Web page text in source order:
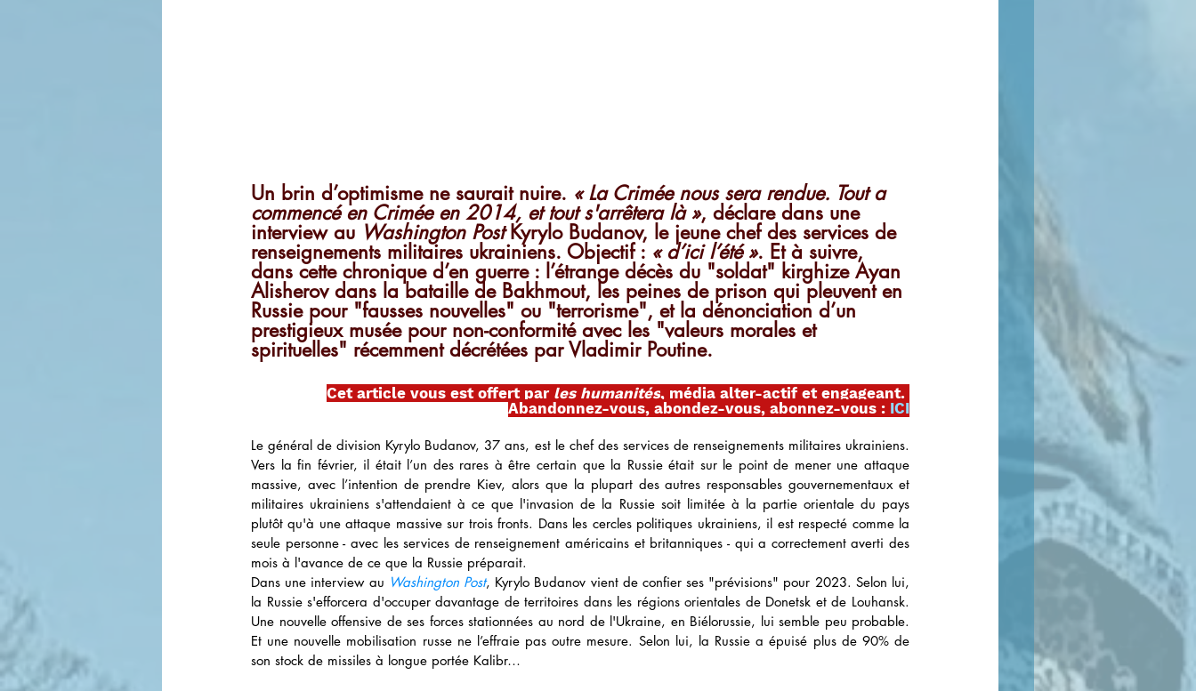
Un brin d’optimisme ne saurait nuire. « La Crimée nous sera rendue. Tout a
commencé en Crimée en 2014, et tout s'arrêtera là », déclare dans une
interview au Washington Post Kyrylo Budanov, le jeune chef des services de
renseignements militaires ukrainiens. Objectif : « d’ici l’été ». Et à suivre,
dans cette chronique d’en guerre : l’étrange décès du "soldat" kirghize Ayan
Alisherov dans la bataille de Bakhmout, les peines de prison qui pleuvent en
Russie pour "fausses nouvelles" ou "terrorisme", et la dénonciation d’un
prestigieux musée pour non-conformité avec les "valeurs morales et
spirituelles" récemment décrétées par Vladimir Poutine.
Cet article vous est offert par les humanités, média alter-actif et engageant.
Abandonnez-vous, abondez-vous, abonnez-vous : ICI
Le général de division Kyrylo Budanov, 37 ans, est le chef des services de renseignements militaires ukrainiens.
Vers la fin février, il était l’un des rares à être certain que la Russie était sur le point de mener une attaque
massive, avec l’intention de prendre Kiev, alors que la plupart des autres responsables gouvernementaux et
militaires ukrainiens s'attendaient à ce que l'invasion de la Russie soit limitée à la partie orientale du pays
plutôt qu'à une attaque massive sur trois fronts. Dans les cercles politiques ukrainiens, il est respecté comme la
seule personne - avec les services de renseignement américains et britanniques - qui a correctement averti des
mois à l'avance de ce que la Russie préparait.
Dans une interview au Washington Post, Kyrylo Budanov vient de confier ses "prévisions" pour 2023. Selon lui,
la Russie s'efforcera d'occuper davantage de territoires dans les régions orientales de Donetsk et de Louhansk.
Une nouvelle offensive de ses forces stationnées au nord de l'Ukraine, en Biélorussie, lui semble peu probable.
Et une nouvelle mobilisation russe ne l’effraie pas outre mesure. Selon lui, la Russie a épuisé plus de 90% de
son stock de missiles à longue portée Kalibr…